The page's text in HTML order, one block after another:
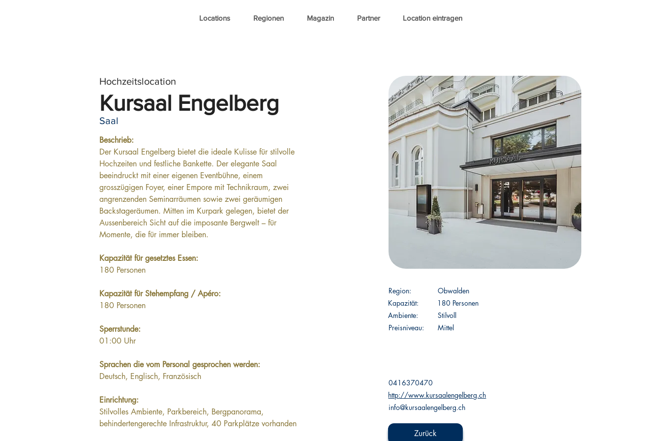
Locations Regionen Magazin Partner Location eintragen
Hochzeitslocation
Kursaal Engelberg
Saal
Beschrieb:
Der Kursaal Engelberg bietet die ideale Kulisse für stilvolle
Hochzeiten und festliche Bankette. Der elegante Saal
beeindruckt mit einer eigenen Eventbühne, einem
grosszügigen Foyer, einer Empore mit Technikraum, zwei
angrenzenden Seminarräumen sowie zwei geräumigen
Backstageräumen. Mitten im Kurpark gelegen, bietet der
Aussenbereich Sicht auf die imposante Bergwelt – für
Momente, die für immer bleiben.
Kapazität für gesetztes Essen:
180 Personen
Kapazität für Stehempfang / Apéro:
180 Personen
Sperrstunde:
01:00 Uhr
Sprachen die vom Personal gesprochen werden:
Deutsch, Englisch, Französisch
Einrichtung:
Stilvolles Ambiente, Parkbereich, Bergpanorama,
behindertengerechte Infrastruktur, 40 Parkplätze vorhanden
Region:
Obwalden
Kapazität:
180 Personen
Ambiente:
Preisniveau:
Stilvoll
Mittel
0416370470
http://www.kursaalengelberg.ch
info@kursaalengelberg.ch
Zurück